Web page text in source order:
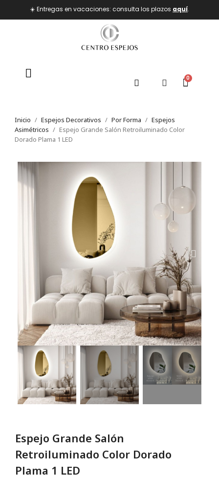
☀️ Entregas en vacaciones: consulta los plazos aquí.
Inicio Espejos Decorativos Por Forma
Espejos
Asimétricos
Espejo Grande Salón Retroiluminado Color
Dorado Plama 1 LED
Espejo Grande Salón
Retroiluminado Color Dorado
Plama 1 LED